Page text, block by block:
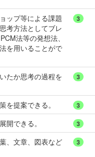
ップ等による課題
考方法としてブレ
法等の発想法、
を用いることがで
3
たか思考の過程を
3
を提案できる。 3
開できる。 3
、文章、図表など
3